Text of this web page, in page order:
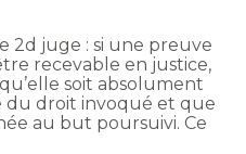
2d juge : si une preuve
recevable en justice,
soit absolument
du droit invoqué et que
au but poursuivi. Ce